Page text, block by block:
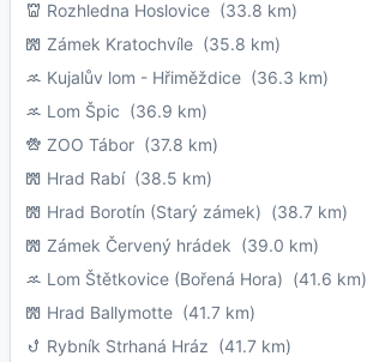
Rozhledna Hoslovice (33.8 km)
Zámek Kratochvíle (35.8 km)
Kujalův lom - Hřiměždice (36.3 km)
Lom Špic (36.9 km)
ZOO Tábor (37.8 km)
Hrad Rabí(38.5 km)
Hrad Borotín (Starý zámek) (38.7 km)
Zámek Červený hrádek (39.0 km)
Lom Štětkovice (Bořená Hora) (41.6 km)
Hrad Ballymotte (41.7 km)
Rybník Strhaná Hráz (41.7 km)